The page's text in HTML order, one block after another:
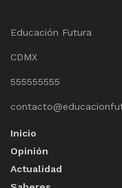
Educación Futura
CDMX
555555555
Inicio
Opinión
Actualidad